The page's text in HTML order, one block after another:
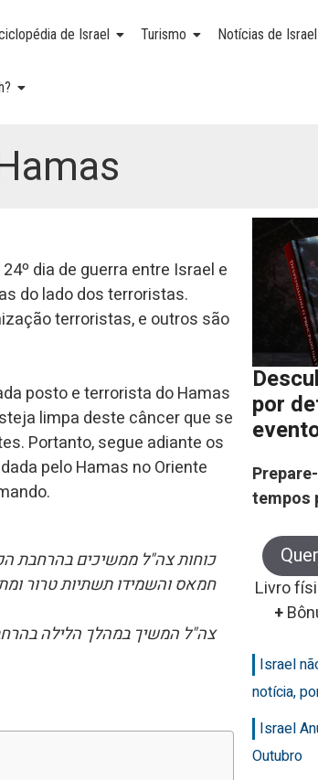
de Israel Turismo Notícias de Israel
dia de guerra entre Israel e
do lado dos terroristas.
terroristas, e outros são
posto e terrorista do Hamas
limpa deste câncer que se
Portanto, segue adiante os
pelo Hamas no Oriente
כוחות צה"ל ממשיכים בהרחבת
חמאס והשמידו תשתיות טרור
צה"ל המשיך במהלך הלילה
por
tempos
Livro
+
Israel
notícia,
Israel
Outubro